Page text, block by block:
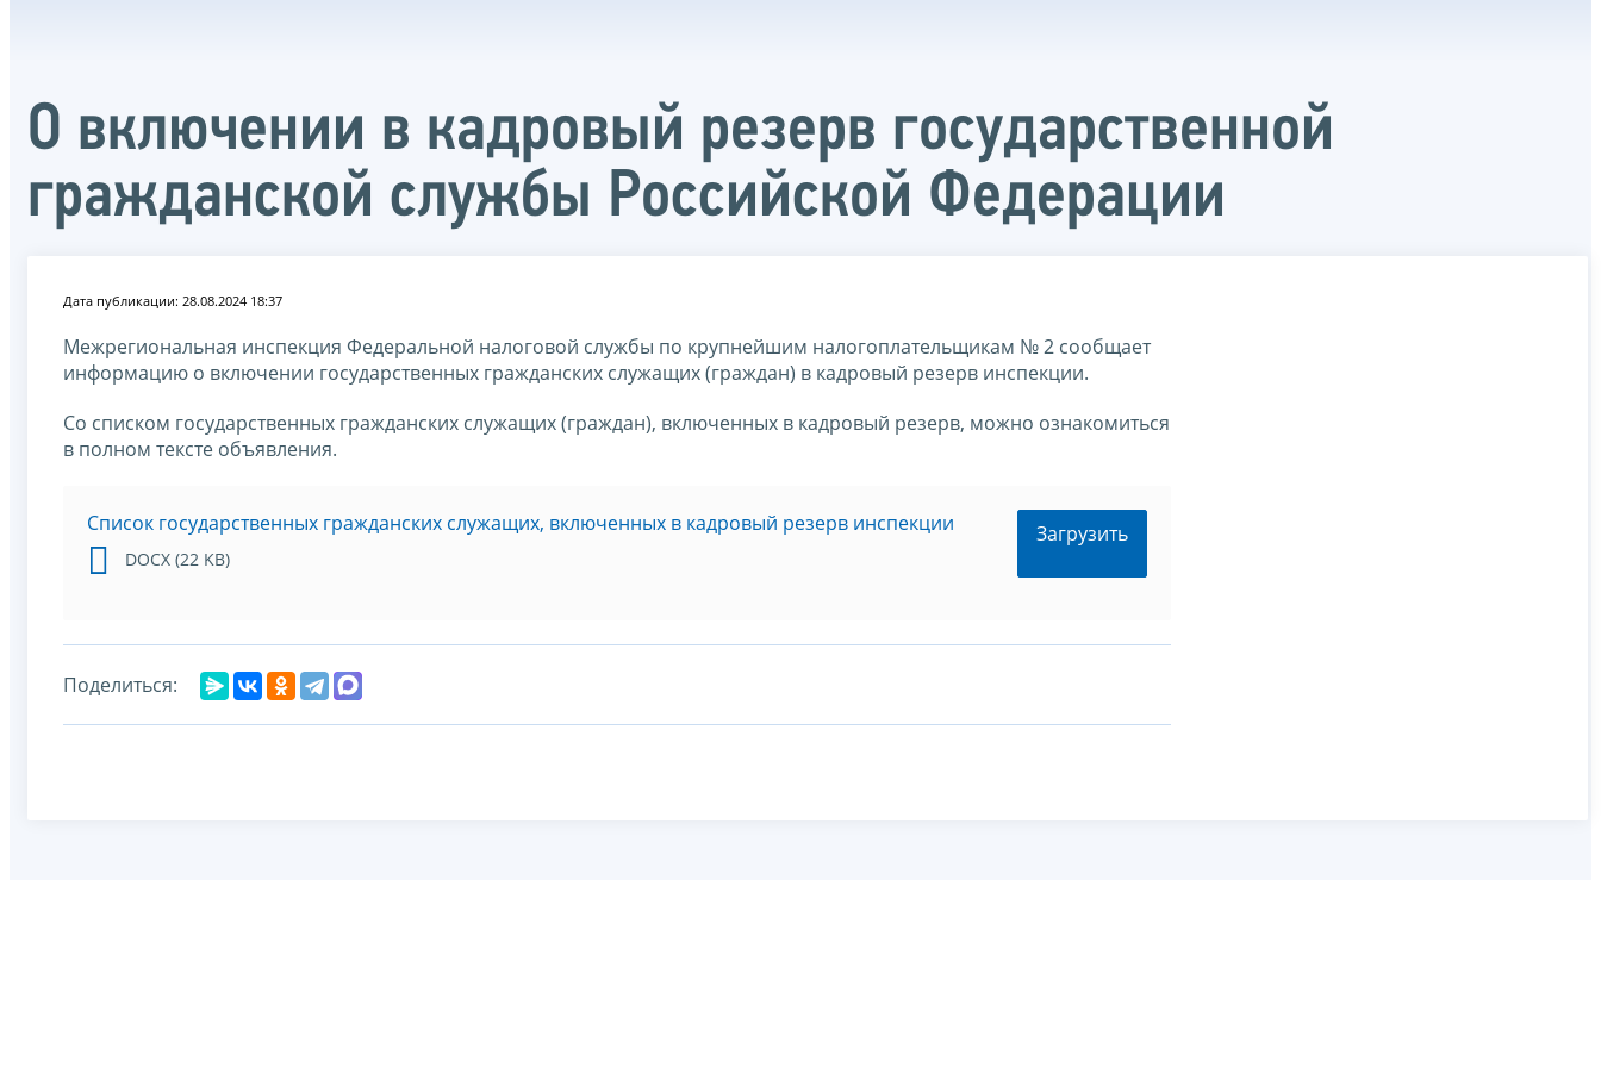
О включении в кадровый резерв государственной
гражданской службы Российской Федерации
Дата публикации: 28.08.2024 18:37
Межрегиональная инспекция Федеральной налоговой службы по крупнейшим налогоплательщикам № 2 сообщает
информацию о включении государственных гражданских служащих (граждан) в кадровый резерв инспекции.
Со списком государственных гражданских служащих (граждан), включенных в кадровый резерв, можно ознакомиться
в полном тексте объявления.
Список государственных гражданских служащих, включенных в кадровый резерв инспекции
DOCX (22 KB)
Загрузить
Поделиться: